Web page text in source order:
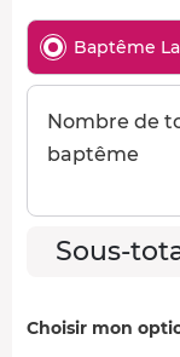
Baptême
Nombre de
baptême
Sous-
Choisir mon